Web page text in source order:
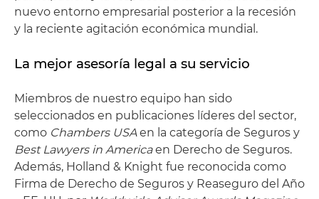
nuevo entorno empresarial posterior a la recesión
y la reciente agitación económica mundial.
La mejor asesoría legal a su servicio
Miembros de nuestro equipo han sido
seleccionados en publicaciones líderes del sector,
como Chambers USAen la categoría de Seguros y
Best Lawyers in Americaen Derecho de Seguros.
Además, Holland & Knight fue reconocida como
Firma de Derecho de Seguros y Reaseguro del Año